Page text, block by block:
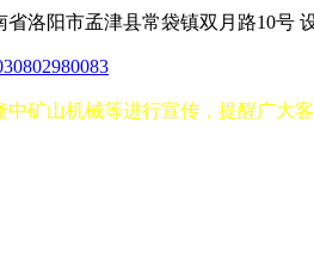
省洛阳市孟津县常袋镇双月路10号
矿山机械等进行宣传，提醒广大